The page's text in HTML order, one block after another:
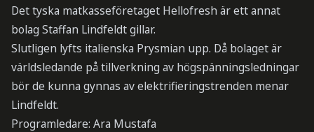
Det tyska matkasseföretaget Hellofresh är ett annat
bolag Staffan Lindfeldt gillar.
Slutligen lyfts italienska Prysmian upp. Då bolaget är
världsledande på tillverkning av högspänningsledningar
bör de kunna gynnas av elektrifieringstrenden menar
Lindfeldt.
Programledare: Ara Mustafa